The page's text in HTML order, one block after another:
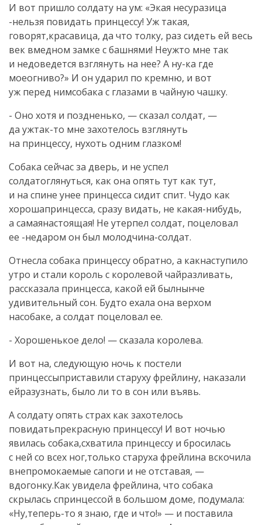
И вот пришло солдату на ум: «Экая несуразица
-нельзя повидать принцессу! Уж такая,
говорят,красавица, да что толку, раз сидеть ей весь
век вмедном замке с башнями! Неужто мне так
и недоведется взглянуть на нее? А ну-ка где
моеогниво?» И он ударил по кремню, и вот
уж перед нимсобака с глазами в чайную чашку.
- Оно хотя и поздненько, — сказал солдат, —
да ужтак-то мне захотелось взглянуть
на принцессу, нухоть одним глазком!
Собака сейчас за дверь, и не успел
солдатоглянуться, как она опять тут как тут,
и на спине унее принцесса сидит спит. Чудо как
хорошапринцесса, сразу видать, не какая-нибудь,
а самаянастоящая! Не утерпел солдат, поцеловал
ее -недаром он был молодчина-солдат.
Отнесла собака принцессу обратно, а какнаступило
утро и стали король с королевой чайразливать,
рассказала принцесса, какой ей былнынче
удивительный сон. Будто ехала она верхом
насобаке, а солдат поцеловал ее.
- Хорошенькое дело! — сказала королева.
И вот на, следующую ночь к постели
принцессыприставили старуху фрейлину, наказали
ейразузнать, было ли то в сон или въявь.
А солдату опять страх как захотелось
повидатьпрекрасную принцессу! И вот ночью
явилась собака,схватила принцессу и бросилась
с ней со всех ног,только старуха фрейлина вскочила
внепромокаемые сапоги и не отставая, —
вдогонку.Как увидела фрейлина, что собака
скрылась спринцессой в большом доме, подумала:
«Ну,теперь-то я знаю, где и что!» — и поставила